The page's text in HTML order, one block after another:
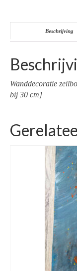
Beschrijving
Wanddecoratie
bij 30 cm]